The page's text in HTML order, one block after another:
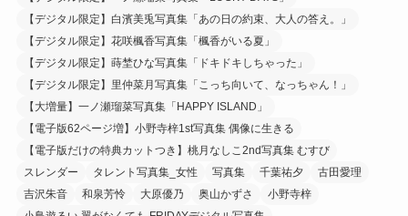
【デジタル限定】白濱美兎写真集「あの日の約束、大人の答え。」
【デジタル限定】花咲楓香写真集「楓香がいる夏」
【デジタル限定】蒔埜ひな写真集「ドキドキしちゃった」
【デジタル限定】里仲菜月写真集「こっち向いて、なっちゃん！」
【大増量】一ノ瀬瑠菜写真集「HAPPY ISLAND」
【電子版62ページ増】小野寺梓1st写真集 偶像に生きる
【電子版だけの特典カットつき】桃月なしこ2nd写真集 むすび
スレンダー
タレント写真集_女性 写真集 千葉祐夕
古田愛理
吉沢朱音
和泉芳怜 大原優乃 奥山かずさ
小野寺梓